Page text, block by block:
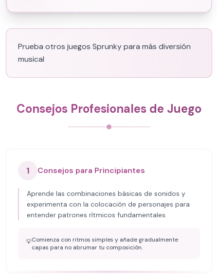
Prueba otros juegos Sprunky para más diversión
musical
Consejos Profesionales de Juego
1 Consejos para Principiantes
Aprende las combinaciones básicas de sonidos y
experimenta con la colocación de personajes para
entender patrones rítmicos fundamentales.
💡Comienza con ritmos simples y añade gradualmente
capas para no abrumar tu composición.